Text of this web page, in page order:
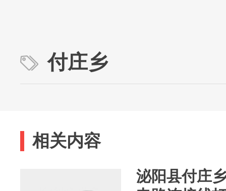
付庄乡
相关内容
泌阳县付庄